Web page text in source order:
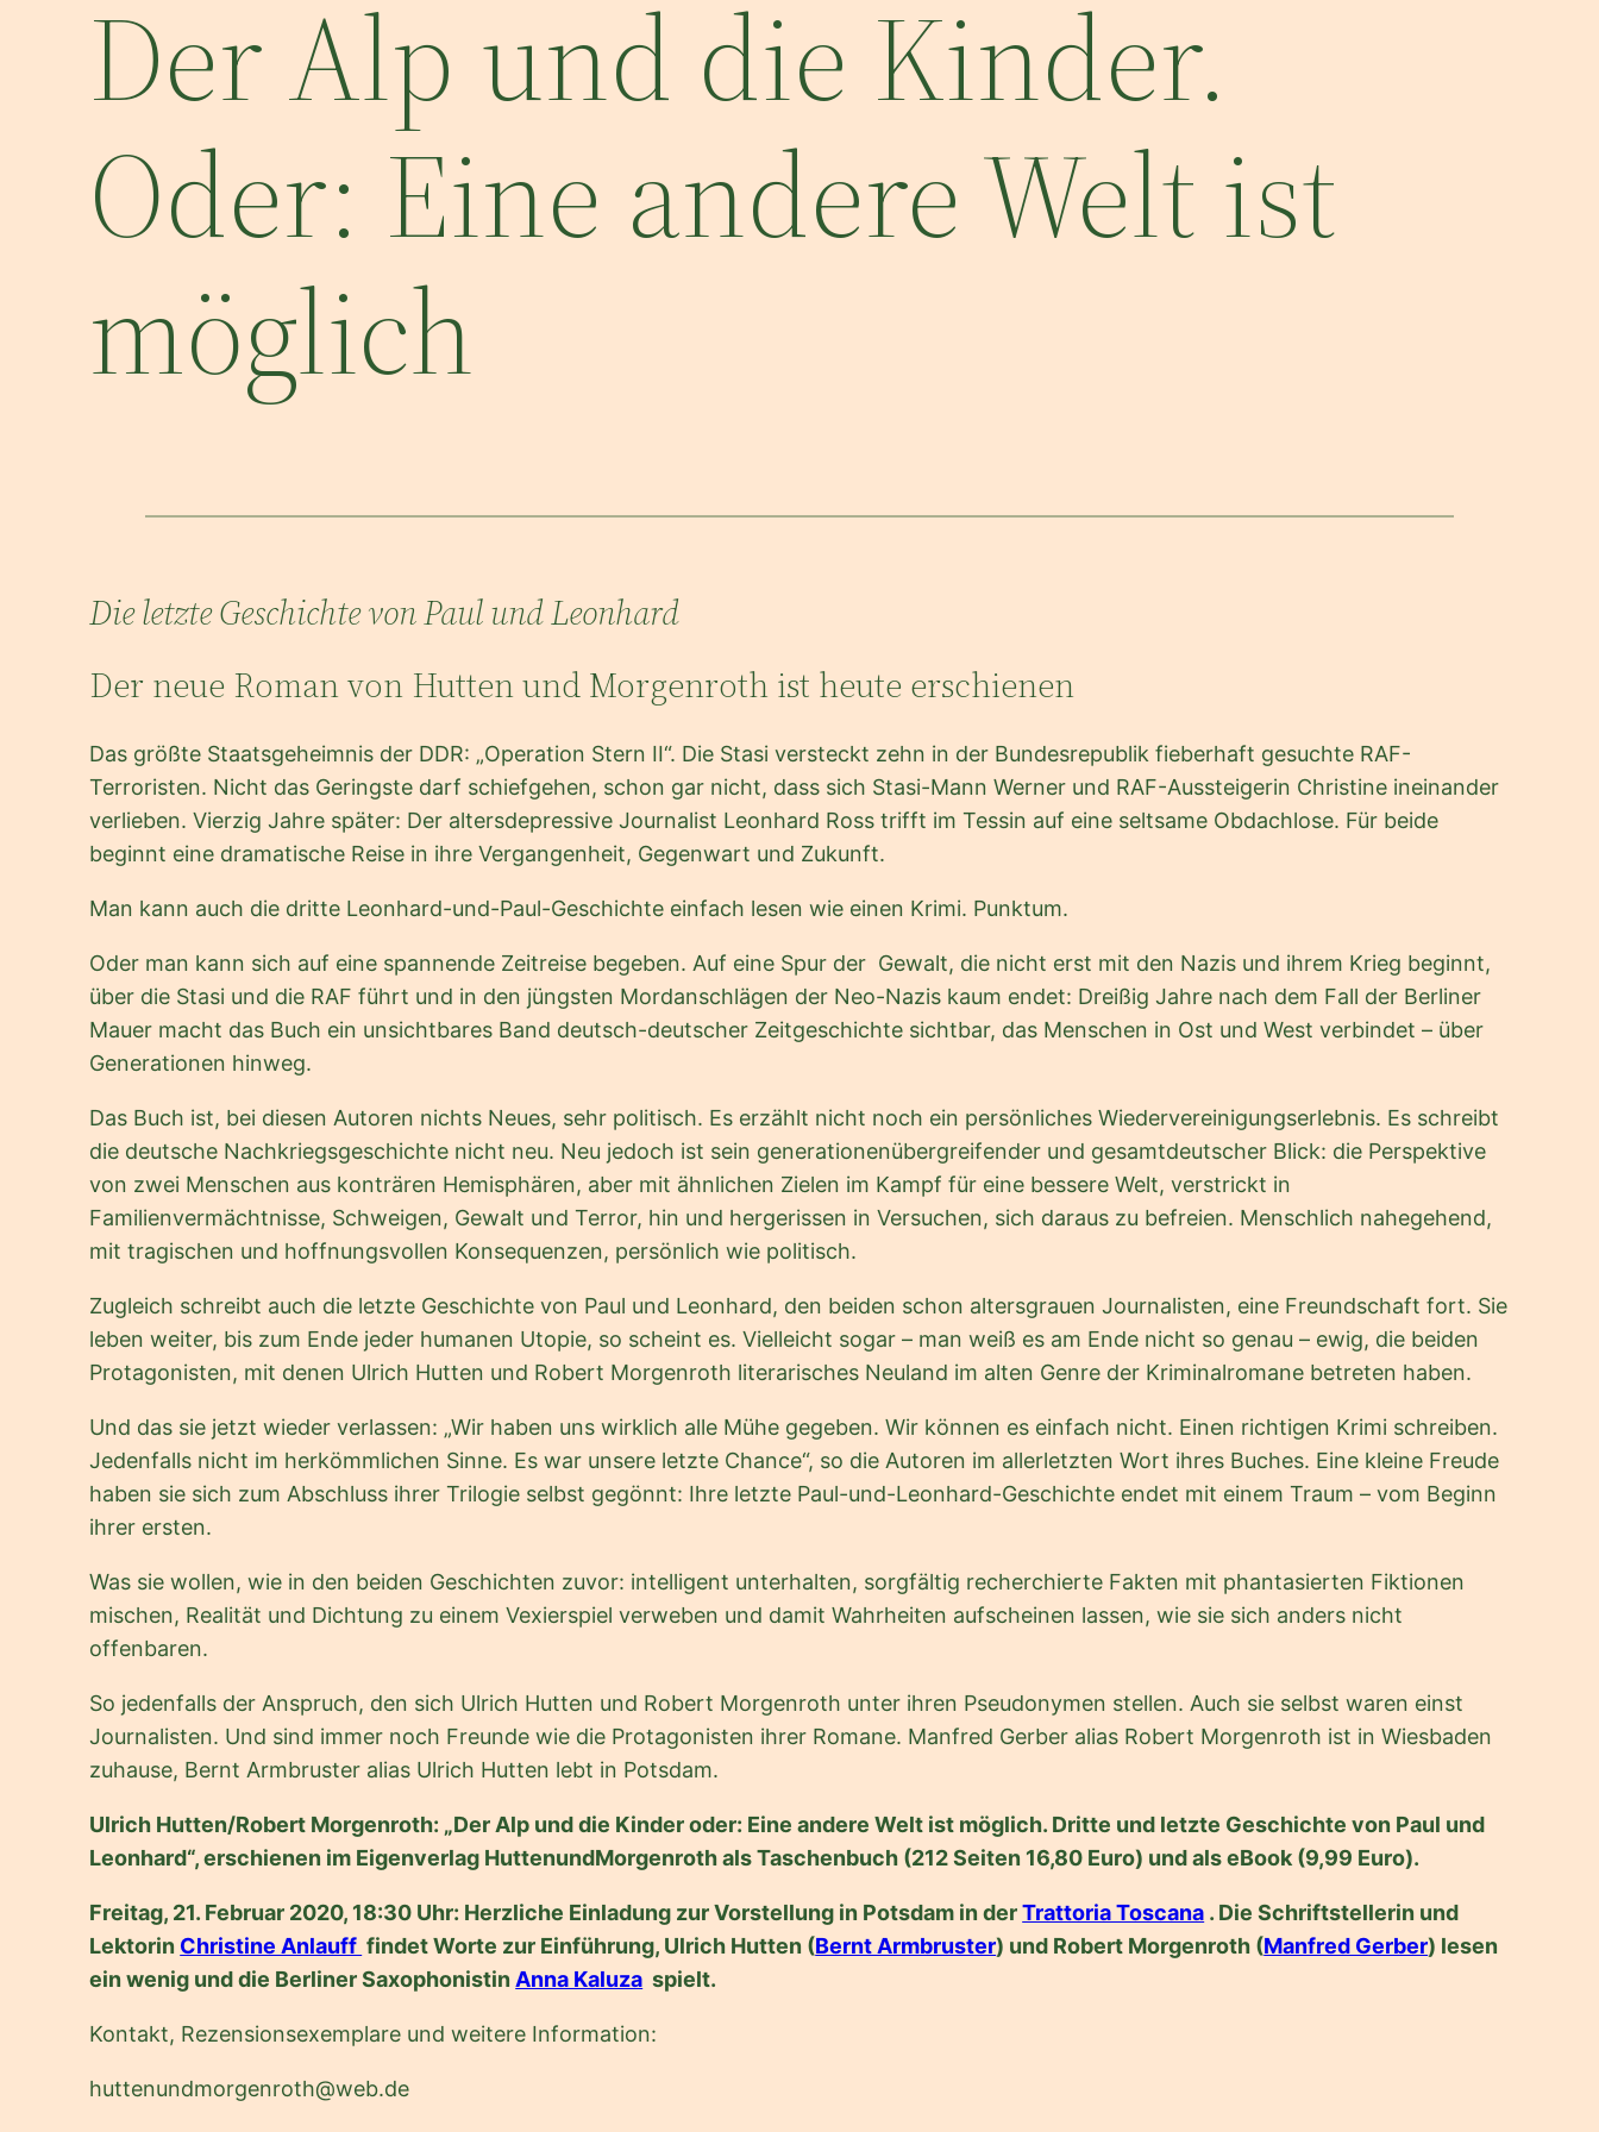
Der Alp und die Kinder.
Oder: Eine andere Welt ist
möglich
Die letzte Geschichte von Paul und Leonhard
Der neue Roman von Hutten und Morgenroth ist heute erschienen
Das größte Staatsgeheimnis der DDR: „Operation Stern II“. Die Stasi versteckt zehn in der Bundesrepublik fieberhaft gesuchte RAF-
Terroristen. Nicht das Geringste darf schiefgehen, schon gar nicht, dass sich Stasi-Mann Werner und RAF-Aussteigerin Christine ineinander
verlieben. Vierzig Jahre später: Der altersdepressive Journalist Leonhard Ross trifft im Tessin auf eine seltsame Obdachlose. Für beide
beginnt eine dramatische Reise in ihre Vergangenheit, Gegenwart und Zukunft.
Man kann auch die dritte Leonhard-und-Paul-Geschichte einfach lesen wie einen Krimi. Punktum.
Oder man kann sich auf eine spannende Zeitreise begeben. Auf eine Spur der Gewalt, die nicht erst mit den Nazis und ihrem Krieg beginnt,
über die Stasi und die RAF führt und in den jüngsten Mordanschlägen der Neo-Nazis kaum endet: Dreißig Jahre nach dem Fall der Berliner
Mauer macht das Buch ein unsichtbares Band deutsch-deutscher Zeitgeschichte sichtbar, das Menschen in Ost und West verbindet – über
Generationen hinweg.
Das Buch ist, bei diesen Autoren nichts Neues, sehr politisch. Es erzählt nicht noch ein persönliches Wiedervereinigungserlebnis. Es schreibt
die deutsche Nachkriegsgeschichte nicht neu. Neu jedoch ist sein generationenübergreifender und gesamtdeutscher Blick: die Perspektive
von zwei Menschen aus konträren Hemisphären, aber mit ähnlichen Zielen im Kampf für eine bessere Welt, verstrickt in
Familienvermächtnisse, Schweigen, Gewalt und Terror, hin und hergerissen in Versuchen, sich daraus zu befreien. Menschlich nahegehend,
mit tragischen und hoffnungsvollen Konsequenzen, persönlich wie politisch.
Zugleich schreibt auch die letzte Geschichte von Paul und Leonhard, den beiden schon altersgrauen Journalisten, eine Freundschaft fort. Sie
leben weiter, bis zum Ende jeder humanen Utopie, so scheint es. Vielleicht sogar – man weiß es am Ende nicht so genau – ewig, die beiden
Protagonisten, mit denen Ulrich Hutten und Robert Morgenroth literarisches Neuland im alten Genre der Kriminalromane betreten haben.
Und das sie jetzt wieder verlassen: „Wir haben uns wirklich alle Mühe gegeben. Wir können es einfach nicht. Einen richtigen Krimi schreiben.
Jedenfalls nicht im herkömmlichen Sinne. Es war unsere letzte Chance“, so die Autoren im allerletzten Wort ihres Buches. Eine kleine Freude
haben sie sich zum Abschluss ihrer Trilogie selbst gegönnt: Ihre letzte Paul-und-Leonhard-Geschichte endet mit einem Traum – vom Beginn
ihrer ersten.
Was sie wollen, wie in den beiden Geschichten zuvor: intelligent unterhalten, sorgfältig recherchierte Fakten mit phantasierten Fiktionen
mischen, Realität und Dichtung zu einem Vexierspiel verweben und damit Wahrheiten aufscheinen lassen, wie sie sich anders nicht
offenbaren.
So jedenfalls der Anspruch, den sich Ulrich Hutten und Robert Morgenroth unter ihren Pseudonymen stellen. Auch sie selbst waren einst
Journalisten. Und sind immer noch Freunde wie die Protagonisten ihrer Romane. Manfred Gerber alias Robert Morgenroth ist in Wiesbaden
zuhause, Bernt Armbruster alias Ulrich Hutten lebt in Potsdam.
Ulrich Hutten/Robert Morgenroth: „Der Alp und die Kinder oder: Eine andere Welt ist möglich. Dritte und letzte Geschichte von Paul und
Leonhard“, erschienen im Eigenverlag HuttenundMorgenroth als Taschenbuch (212 Seiten 16,80 Euro) und als eBook (9,99 Euro).
Freitag, 21. Februar 2020, 18:30 Uhr: Herzliche Einladung zur Vorstellung in Potsdam in derTrattoria Toscana . Die Schriftstellerin und
Lektorin Christine Anlauff findet Worte zur Einführung, Ulrich Hutten (Bernt Armbruster) und Robert Morgenroth (Manfred Gerber) lesen
ein wenig und die Berliner SaxophonistinAnna Kaluza spielt.
Kontakt, Rezensionsexemplare und weitere Information:
huttenundmorgenroth@web.de